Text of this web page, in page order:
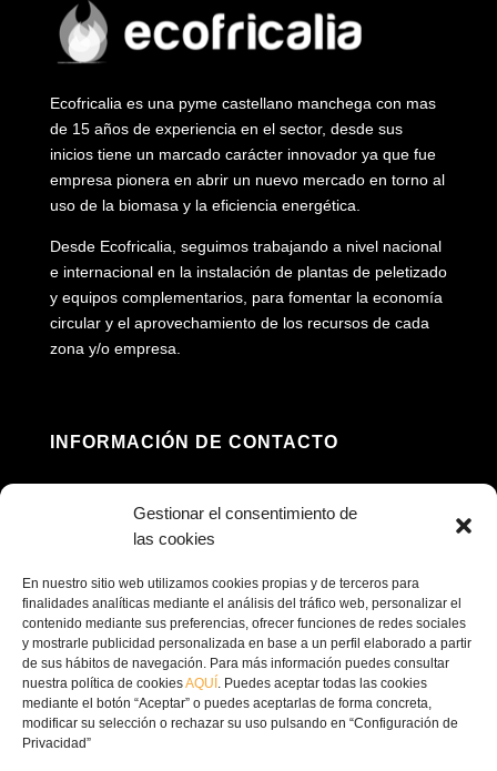
Gestionar el consentimiento de
las cookies
En nuestro sitio web utilizamos cookies propias y de terceros para
finalidades analíticas mediante el análisis del tráfico web, personalizar el
contenido mediante sus preferencias, ofrecer funciones de redes sociales
y mostrarle publicidad personalizada en base a un perfil elaborado a partir
de sus hábitos de navegación. Para más información puedes consultar
nuestra política de cookiesAQUÍ . Puedes aceptar todas las cookies
mediante el botón “Aceptar” o puedes aceptarlas de forma concreta,
modificar su selección o rechazar su uso pulsando en “Configuración de
Privacidad”
Ecofricalia es una pyme castellano manchega con mas
de 15 años de experiencia en el sector, desde sus
inicios tiene un marcado carácter innovador ya que fue
empresa pionera en abrir un nuevo mercado en torno al
uso de la biomasa y la eficiencia energética.
Desde Ecofricalia, seguimos trabajando a nivel nacional
e internacional en la instalación de plantas de peletizado
y equipos complementarios, para fomentar la economía
circular y el aprovechamiento de los recursos de cada
zona y/o empresa.
INFORMACIÓN DE CONTACTO
Pedroñeras, Cuenca
 contacto@ecofricalia.com